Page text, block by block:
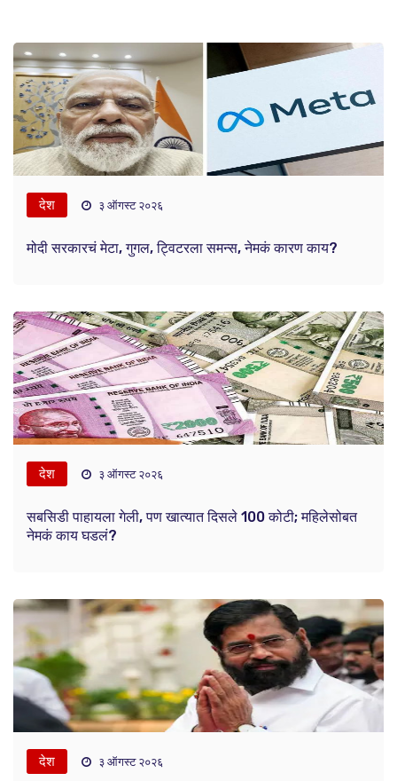
देश ३ ऑगस्ट २०२६
मोदी सरकारचं मेटा, गुगल, ट्विटरला समन्स, नेमकं कारण काय?
देश ३ ऑगस्ट २०२६
सबसिडी पाहायला गेली, पण खात्यात दिसले 100 कोटी; महिलेसोबत
नेमकं काय घडलं?
देश ३ ऑगस्ट २०२६